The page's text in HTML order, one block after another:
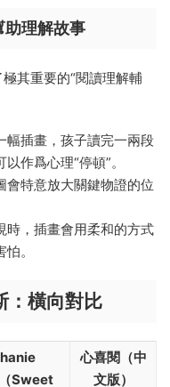
助理解故事
其重要的“閱讀理解輔
幅插畫，孩子讀完一兩段
作爲心理“停頓”。
會特意放大關鍵物證的位
時，插畫會用柔和的方式
。
：橫向對比
Sweet
心喜閱（中
文版）